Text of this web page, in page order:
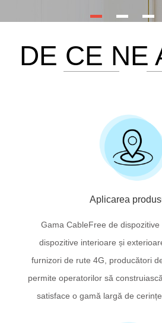
DE CE NE
Aplicarea
Gama CableFree de dispozitive
dispozitive interioare și
furnizori de rute 4G, producători
permite operatorilor să
satisface o gamă largă de